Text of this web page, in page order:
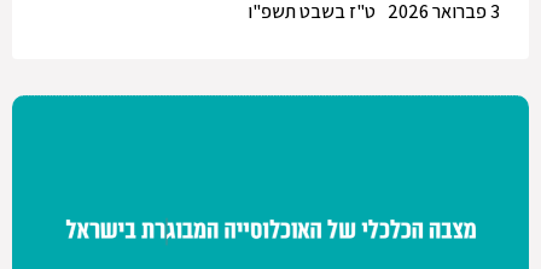
ט"ז בשבט תשפ"ו
3 פברואר 2026